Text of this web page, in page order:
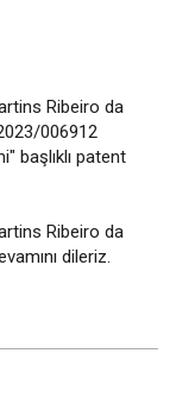
Ribeiro da
006912
başlıklı patent
Ribeiro da
dileriz.